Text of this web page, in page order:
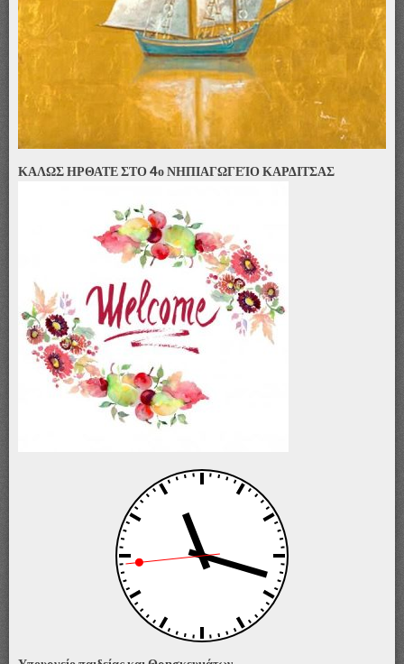
ΚΑΛΩΣ ΗΡΘΑΤΕ ΣΤΟ 4ο ΝΗΠΙΑΓΩΓΕΊΟ ΚΑΡΔΙΤΣΑΣ